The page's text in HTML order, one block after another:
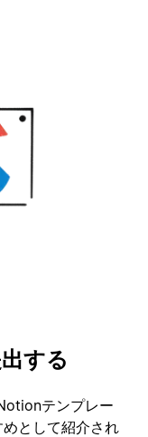
する
テンプレー
として紹介され